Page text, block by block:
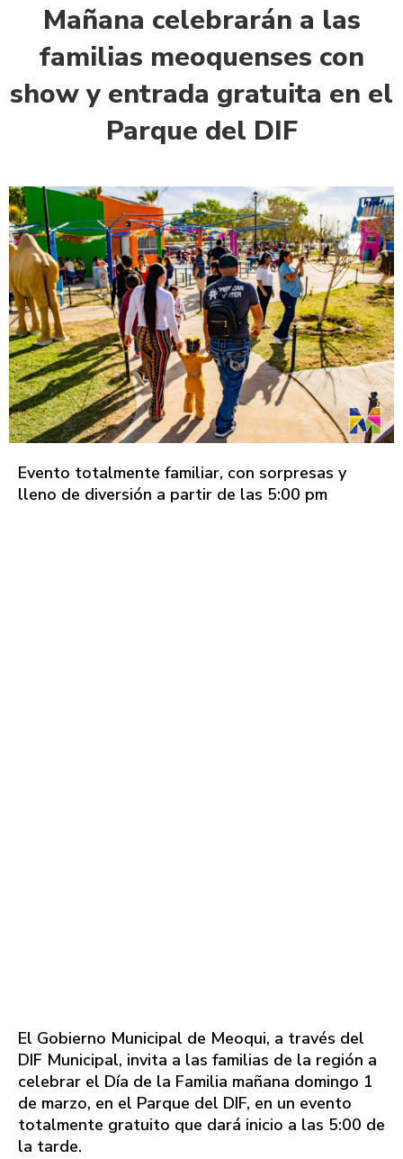
Mañana celebrarán a las
familias meoquenses con
show y entrada gratuita en el
Parque del DIF
Evento totalmente familiar, con sorpresas y
lleno de diversión a partir de las 5:00 pm
El Gobierno Municipal de Meoqui, a través del
DIF Municipal, invita a las familias de la región a
celebrar el Día de la Familia mañana domingo 1
de marzo, en el Parque del DIF, en un evento
totalmente gratuito que dará inicio a las 5:00 de
la tarde.